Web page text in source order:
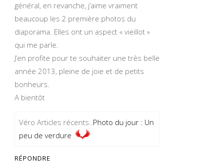
général, en revanche, j’aime vraiment
beaucoup les 2 première photos du
diaporama. Elles ont un aspect « vieillot »
qui me parle.
J’en profite pour te souhaiter une très belle
année 2013, pleine de joie et de petits
bonheurs.
A bientôt
Véro Articles récents..Photo du jour : Un
peu de verdure
RÉPONDRE